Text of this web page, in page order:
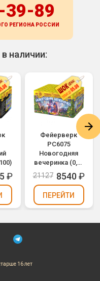
39-89
РЕГИОНА РОССИИ
наличии:
₽
Фейерверк
РС6075
Новогодняя
вечеринка (0,6"
х 168)
21127 8540₽
ПЕРЕЙТИ
16 лет